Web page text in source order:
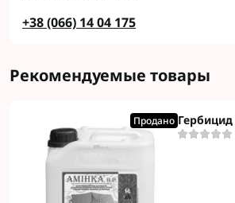
+38 (066) 14 04 175
Рекомендуемые товары
Продано